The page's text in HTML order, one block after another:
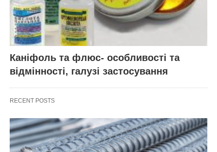
Каніфоль та флюс- особливості та
відмінності, галузі застосування
RECENT POSTS